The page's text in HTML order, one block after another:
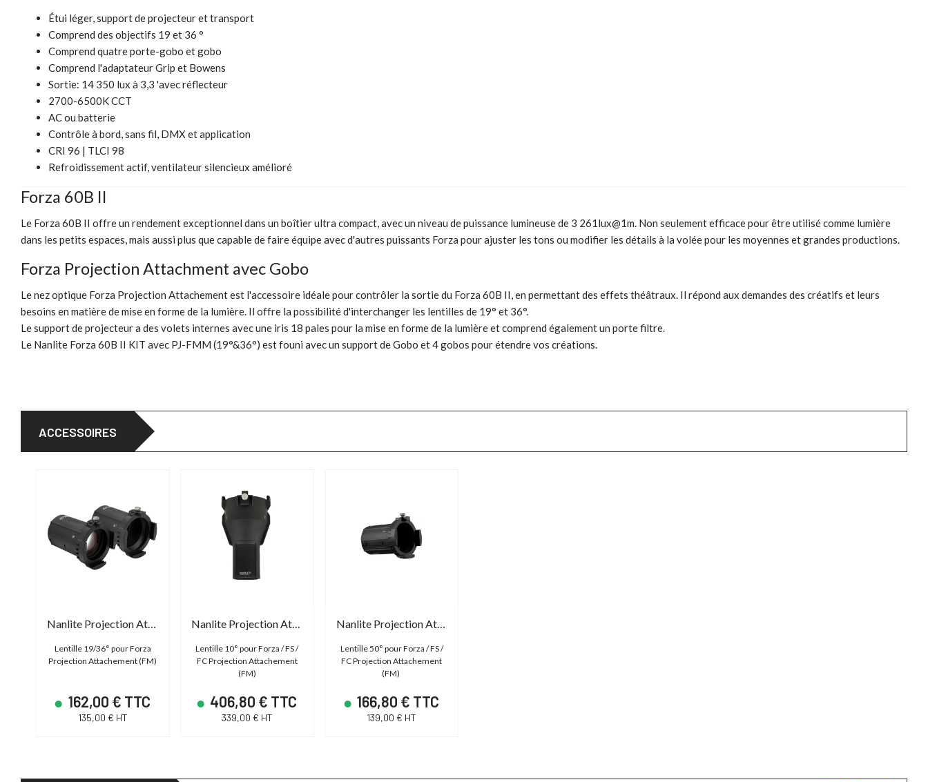
Étui léger, support de projecteur et transport
Comprend des objectifs 19 et 36 °
Comprend quatre porte-gobo et gobo
Comprend l'adaptateur Grip et Bowens
Sortie: 14 350 lux à 3,3 'avec réflecteur
2700-6500K CCT
AC ou batterie
Contrôle à bord, sans fil, DMX et application
CRI 96 | TLCI 98
Refroidissement actif, ventilateur silencieux amélioré
Forza 60B II
Le Forza 60B II offre un rendement exceptionnel dans un boîtier ultra compact, avec un niveau de puissance lumineuse de 3 261lux@1m. Non seulement efficace pour être utilisé comme lumière
dans les petits espaces, mais aussi plus que capable de faire équipe avec d'autres puissants Forza pour ajuster les tons ou modifier les détails à la volée pour les moyennes et grandes productions.
Forza Projection Attachment avec Gobo
Le nez optique Forza Projection Attachement est l'accessoire idéale pour contrôler la sortie du Forza 60B II, en permettant des effets théâtraux. Il répond aux demandes des créatifs et leurs
besoins en matière de mise en forme de la lumière. Il offre la possibilité d'interchanger les lentilles de 19° et 36°.
Le support de projecteur a des volets internes avec une iris 18 pales pour la mise en forme de la lumière et comprend également un porte filtre.
Le Nanlite Forza 60B II KIT avec PJ-FMM (19°&36°) est founi avec un support de Gobo et 4 gobos pour étendre vos créations.
ACCESSOIRES
Nanlite Projection Attachment Forza M Lens 19/36
Lentille 19/36° pour Forza
Projection Attachement (FM)
162,00 € TTC
135,00 € HT
Nanlite Projection Attachment 10°
Lentille 10° pour Forza / FS /
FC Projection Attachement
(FM)
406,80 € TTC
339,00 € HT
Nanlite Projection Attachment 50°
Lentille 50° pour Forza / FS /
FC Projection Attachement
(FM)
166,80 € TTC
139,00 € HT